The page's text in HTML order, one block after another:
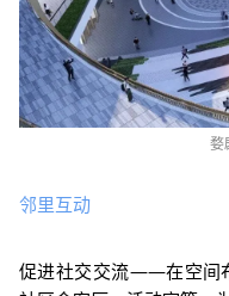
婺
邻里互动
促进社交交流——在空间